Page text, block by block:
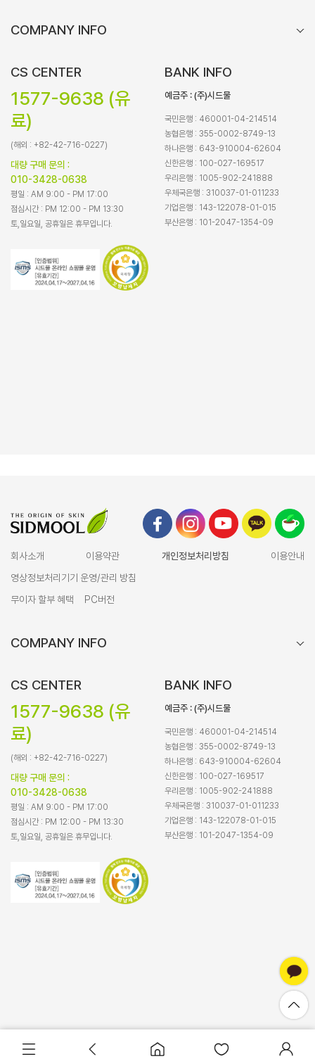
바로구매 장바구니담기
COMPANY INFO
CS CENTER
1577-9638 (유
료)
(해외 : +82-42-716-0227)
대량 구매 문의 :
010-3428-0638
평일 : AM 9:00 - PM 17:00
점심시간 : PM 12:00 - PM 13:30
토,일요일, 공휴일은 휴무입니다.
BANK INFO
예금주 : (주)시드물
국민은행 : 460001-04-214514
농협은행 : 355-0002-8749-13
하나은행 : 643-910004-62604
신한은행 : 100-027-169517
우리은행 : 1005-902-241888
우체국은행 : 310037-01-011233
기업은행 : 143-122078-01-015
부산은행 : 101-2047-1354-09
회사소개 이용약관 개인정보처리방침
이용안내
영상정보처리기기 운영/관리 방침
무이자 할부 혜택
PC버전
COMPANY INFO
CS CENTER
1577-9638 (유
료)
(해외 : +82-42-716-0227)
대량 구매 문의 :
010-3428-0638
평일 : AM 9:00 - PM 17:00
점심시간 : PM 12:00 - PM 13:30
토,일요일, 공휴일은 휴무입니다.
BANK INFO
예금주 : (주)시드물
국민은행 : 460001-04-214514
농협은행 : 355-0002-8749-13
하나은행 : 643-910004-62604
신한은행 : 100-027-169517
우리은행 : 1005-902-241888
우체국은행 : 310037-01-011233
기업은행 : 143-122078-01-015
부산은행 : 101-2047-1354-09